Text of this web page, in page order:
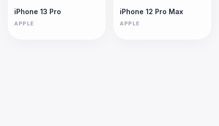
iPhone 13 Pro
APPLE
iPhone 12 Pro Max
APPLE